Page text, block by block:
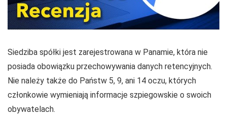
Siedziba spółki jest zarejestrowana w Panamie, która nie
posiada obowiązku przechowywania danych retencyjnych.
Nie należy także do Państw 5, 9, ani 14 oczu, których
członkowie wymieniają informacje szpiegowskie o swoich
obywatelach.